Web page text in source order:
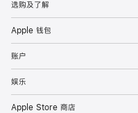
选购及了解
Apple 钱包
账户
娱乐
Apple Store 商店